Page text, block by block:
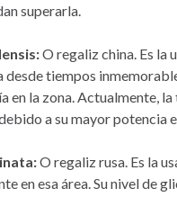
superarla.
O regaliz china. Es la
desde tiempos
en la zona. Actualmente, la
a su mayor potencia
O regaliz rusa. Es la
en esa área. Su nivel de